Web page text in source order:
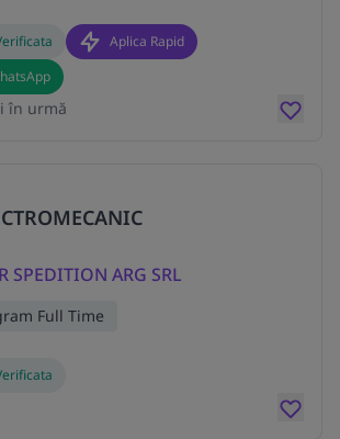
Aplica Rapid
în urmă
SPEDITION ARG SRL
Full Time